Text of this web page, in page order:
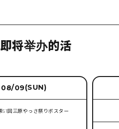
即将举办的活
08/09(SUN)